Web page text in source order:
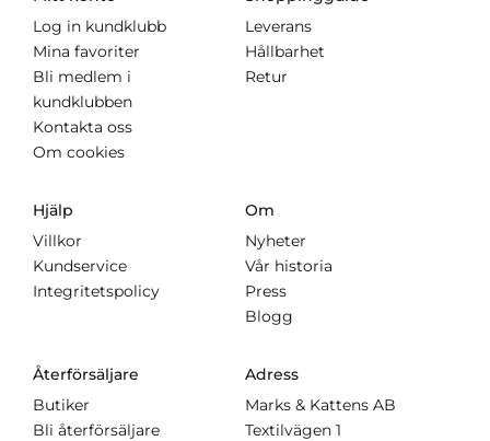
Log in kundklubb
Mina favoriter
Bli medlem i
kundklubben
Kontakta oss
Om cookies
Leverans
Hållbarhet
Retur
Hjälp
Villkor
Kundservice
Integritetspolicy
Om
Nyheter
Vår historia
Press
Blogg
Återförsäljare
Butiker
Bli återförsäljare
Adress
Marks & Kattens AB
Textilvägen 1